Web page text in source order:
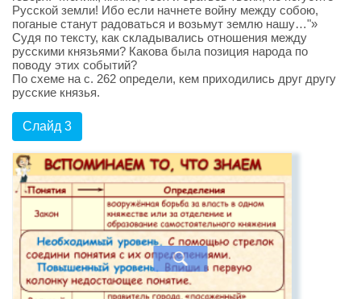
Русской земли! Ибо если начнете войну между собою,
поганые станут радоваться и возьмут землю нашу…"»
Судя по тексту, как складывались отношения между
русскими князьями? Какова была позиция народа по
поводу этих событий?
По схеме на с. 262 определи, кем приходились друг другу
русские князья.
Слайд 3